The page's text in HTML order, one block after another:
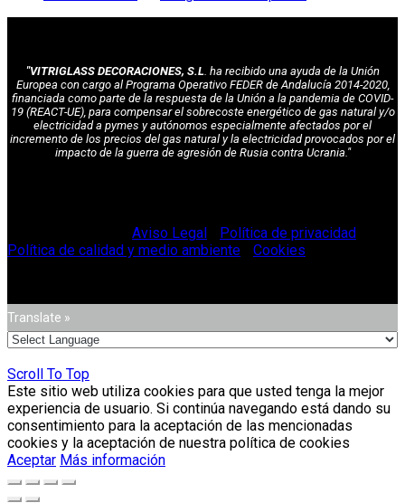
"VITRIGLASS DECORACIONES, S.L. ha recibido una ayuda de la Unión
Europea con cargo al Programa Operativo FEDER de Andalucía 2014-2020,
financiada como parte de la respuesta de la Unión a la pandemia de COVID-
19 (REACT-UE), para compensar el sobrecoste energético de gas natural y/o
electricidad a pymes y autónomos especialmente afectados por el
incremento de los precios del gas natural y la electricidad provocados por el
impacto de la guerra de agresión de Rusia contra Ucrania."
Aviso Legal Política de privacidad
Política de calidad y medio ambiente
Cookies
Translate »
Scroll To Top
Este sitio web utiliza cookies para que usted tenga la mejor
experiencia de usuario. Si continúa navegando está dando su
consentimiento para la aceptación de las mencionadas
cookies y la aceptación de nuestra política de cookies
Aceptar Más información